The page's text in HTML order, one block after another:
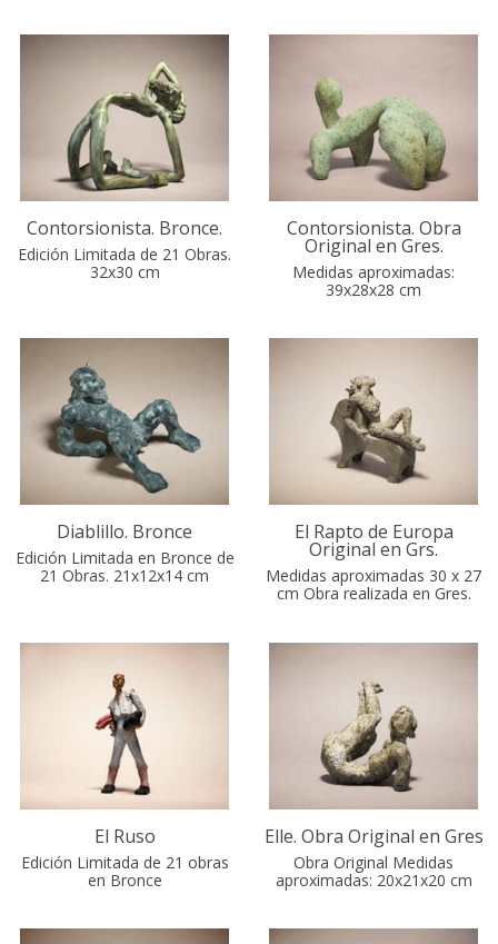
Contorsionista. Bronce.
Edición Limitada de 21 Obras.
32x30 cm
Contorsionista. Obra
Original en Gres.
Medidas aproximadas:
39x28x28 cm
Diablillo. Bronce
Edición Limitada en Bronce de
21 Obras. 21x12x14 cm
El Rapto de Europa
Original en Grs.
Medidas aproximadas 30 x 27
cm Obra realizada en Gres.
El Ruso
Edición Limitada de 21 obras
en Bronce
Elle. Obra Original en Gres
Obra Original Medidas
aproximadas: 20x21x20 cm